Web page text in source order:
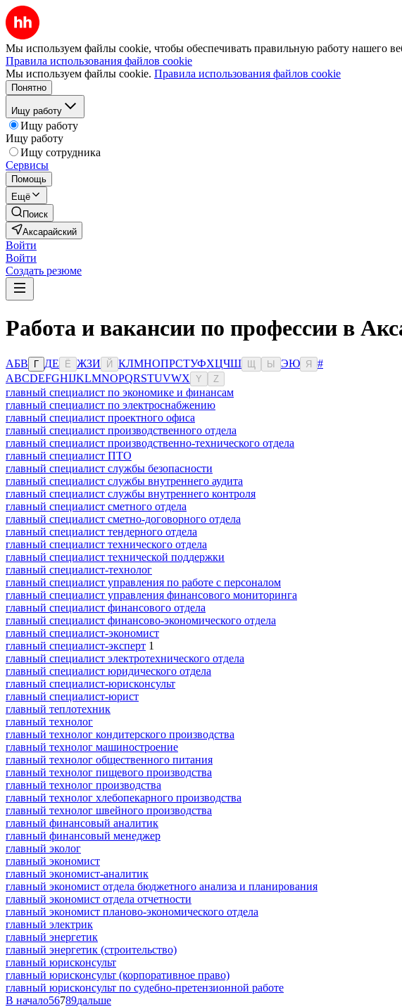
Мы используем файлы cookie, чтобы обеспечивать правильную работу нашего
Правила использования файлов cookie
Мы используем файлы cookie. Правила использования файлов cookie
Понятно
Ищу работу
Ищу работу
Ищу работу
Ищу сотрудника
Сервисы
Помощь
Ещё
Поиск
Аксарайский
Войти
Войти
Создать резюме
Работа и вакансии по профессии в
АБВ Г ДЕ Ё ЖЗИ Й КЛМНОПРСТУФХЦЧШ Ы ЭЮ Я
#
ABCDEFGHIJKLMNOPQRSTUVWX Y Z
главный специалист по экономике и финансам
главный специалист по электроснабжению
главный специалист проектного офиса
главный специалист производственного отдела
главный специалист производственно-технического отдела
главный специалист ПТО
главный специалист службы безопасности
главный специалист службы внутреннего аудита
главный специалист службы внутреннего контроля
главный специалист сметного отдела
главный специалист сметно-договорного отдела
главный специалист тендерного отдела
главный специалист технического отдела
главный специалист технической поддержки
главный специалист-технолог
главный специалист управления по работе с персоналом
главный специалист управления финансового мониторинга
главный специалист финансового отдела
главный специалист финансово-экономического отдела
главный специалист-экономист
главный специалист-эксперт 1
главный специалист электротехнического отдела
главный специалист юридического отдела
главный специалист-юрисконсульт
главный специалист-юрист
главный теплотехник
главный технолог
главный технолог кондитерского производства
главный технолог машиностроение
главный технолог общественного питания
главный технолог пищевого производства
главный технолог производства
главный технолог хлебопекарного производства
главный технолог швейного производства
главный финансовый аналитик
главный финансовый менеджер
главный эколог
главный экономист
главный экономист-аналитик
главный экономист отдела бюджетного анализа и планирования
главный экономист отдела отчетности
главный экономист планово-экономического отдела
главный электрик
главный энергетик
главный энергетик (строительство)
главный юрисконсульт
главный юрисконсульт (корпоративное право)
главный юрисконсульт по судебно-претензионной работе
В начало56789дальше